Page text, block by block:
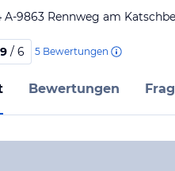
A-9863 Rennweg am
/ 6 5 Bewertungen
Bewertungen